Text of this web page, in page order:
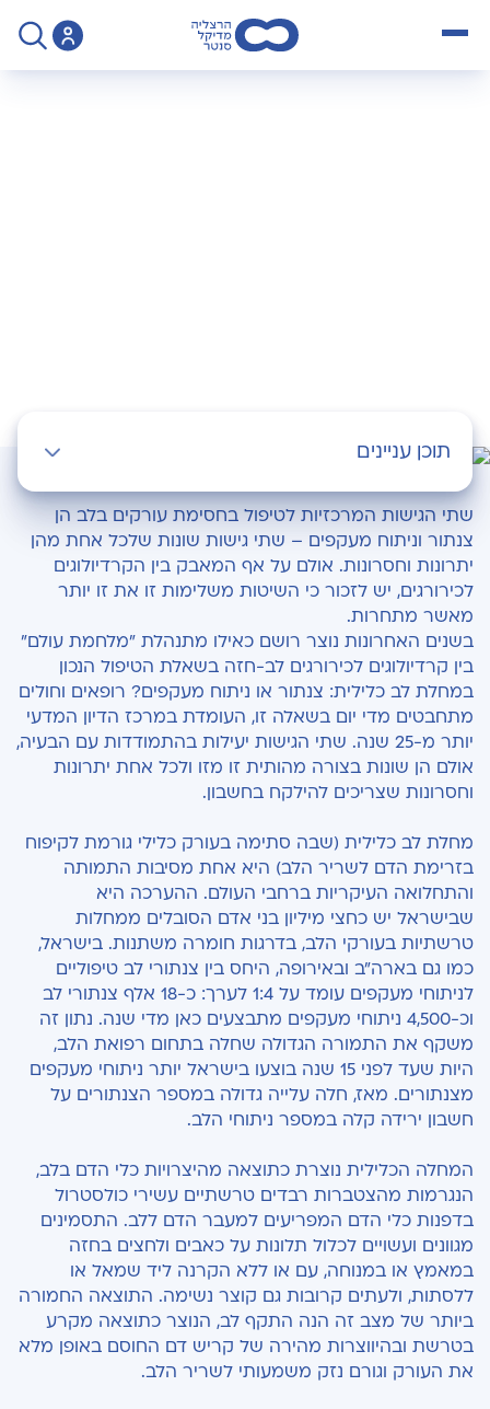
תוכן עניינים
שיטות הטיפול
איך מכריעים?
שתי הגישות המרכזיות לטיפול בחסימת עורקים בלב הן
צנתור וניתוח מעקפים – שתי גישות שונות שלכל אחת מהן
יתרונות וחסרונות. אולם על אף המאבק בין הקרדיולוגים
לכירורגים, יש לזכור כי השיטות משלימות זו את זו יותר
מאשר מתחרות.
בשנים האחרונות נוצר רושם כאילו מתנהלת "מלחמת עולם"
בין קרדיולוגים לכירורגים לב-חזה בשאלת הטיפול הנכון
במחלת לב כלילית: צנתור או ניתוח מעקפים? רופאים וחולים
מתחבטים מדי יום בשאלה זו, העומדת במרכז הדיון המדעי
יותר מ-25 שנה. שתי הגישות יעילות בהתמודדות עם הבעיה,
אולם הן שונות בצורה מהותית זו מזו ולכל אחת יתרונות
וחסרונות שצריכים להילקח בחשבון.
מחלת לב כלילית (שבה סתימה בעורק כלילי גורמת לקיפוח
בזרימת הדם לשריר הלב) היא אחת מסיבות התמותה
והתחלואה העיקריות ברחבי העולם. ההערכה היא
שבישראל יש כחצי מיליון בני אדם הסובלים ממחלות
טרשתיות בעורקי הלב, בדרגות חומרה משתנות. בישראל,
כמו גם בארה"ב ובאירופה, היחס בין צנתורי לב טיפוליים
לניתוחי מעקפים עומד על 1:4 לערך: כ-18 אלף צנתורי לב
וכ-4,500 ניתוחי מעקפים מתבצעים כאן מדי שנה. נתון זה
משקף את התמורה הגדולה שחלה בתחום רפואת הלב,
היות שעד לפני 15 שנה בוצעו בישראל יותר ניתוחי מעקפים
מצנתורים. מאז, חלה עלייה גדולה במספר הצנתורים על
חשבון ירידה קלה במספר ניתוחי הלב.
המחלה הכלילית נוצרת כתוצאה מהיצרויות כלי הדם בלב,
הנגרמות מהצטברות רבדים טרשתיים עשירי כולסטרול
בדפנות כלי הדם המפריעים למעבר הדם ללב. התסמינים
מגוונים ועשויים לכלול תלונות על כאבים ולחצים בחזה
במאמץ או במנוחה, עם או ללא הקרנה ליד שמאל או
ללסתות, ולעתים קרובות גם קוצר נשימה. התוצאה החמורה
ביותר של מצב זה הנה התקף לב, הנוצר כתוצאה מקרע
בטרשת ובהיווצרות מהירה של קריש דם החוסם באופן מלא
את העורק וגורם נזק משמעותי לשריר הלב.